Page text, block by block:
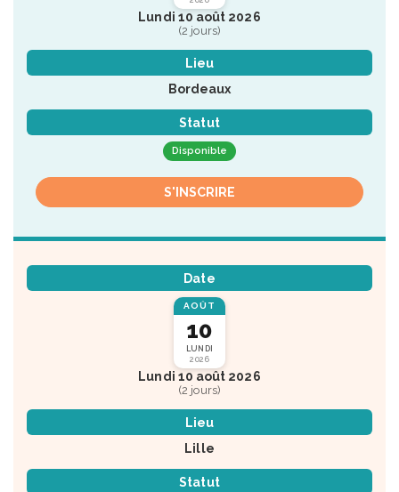
Lundi 10 août 2026
(2 jours)
Lieu
Bordeaux
Statut
Disponible
S'INSCRIRE
Date
AOÛT
10
LUNDI
2026
Lundi 10 août 2026
(2 jours)
Lieu
Lille
Statut